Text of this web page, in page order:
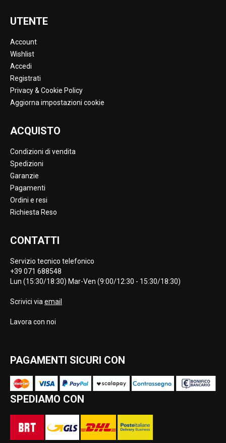
UTENTE
Account
Wishlist
Accedi
Registrati
Privacy & Cookie Policy
Aggiorna impostazioni cookie
ACQUISTO
Condizioni di vendita
Spedizioni
Garanzie
Pagamenti
Ordini e resi
Richiesta Reso
CONTATTI
Servizio tecnico telefonico
+39 071 688548
Lun (15:30/18:30) Mar-Ven (9:00/12:30 - 15:30/18:30)
Scrivici via email
Lavora con noi
PAGAMENTI SICURI CON
SPEDIAMO CON